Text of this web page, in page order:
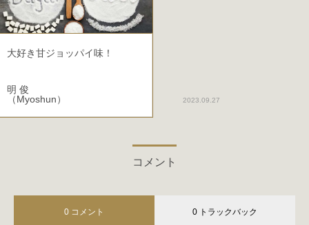
大好き甘ジョッパイ味！
明 俊
（Myoshun）
2023.09.27
コメント
0 コメント 0 トラックバック